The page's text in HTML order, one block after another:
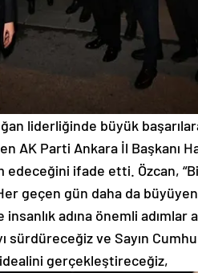
liderliğinde büyük
AK Parti Ankara İl Başkanı
ifade etti. Özcan,
geçen gün daha da
adına önemli adımlar
ve Sayın
gerçekleştireceğiz,